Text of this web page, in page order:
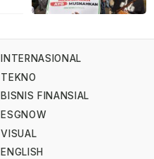
INTERNASIONAL
TEKNO
BISNIS FINANSIAL
ESGNOW
VISUAL
ENGLISH